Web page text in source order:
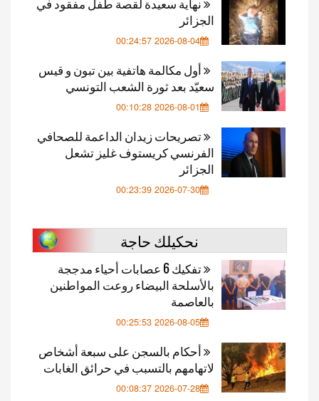
الجزائر
2026-08-04 00:24:57
أول مكالمة هاتفية بين تبون و قيس
سعيّد بعد ثورة الشعب التونسي
2026-08-01 00:10:28
تصريحات زيدان الداعمة للصحافي
الفرنسي كريستوف غليز تشعل
الجزائر
2026-07-30 00:23:39
نحكيلك حاجة
تفكيك 6 عصابات أحياء مدججة
بالأسلحة البيضاء روعت المواطنين
بالعاصمة
2026-08-05 00:25:53
أحكام بالسجن على سبعة أشخاص
لاتهامهم بالتسبب في حرائق الغابات
2026-07-28 00:08:37